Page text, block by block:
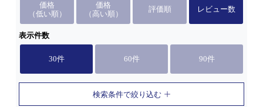
価格
（低い順）
価格
（高い順）
評価順 レビュー数
表示件数
30件 60件 90件
検索条件で絞り込む